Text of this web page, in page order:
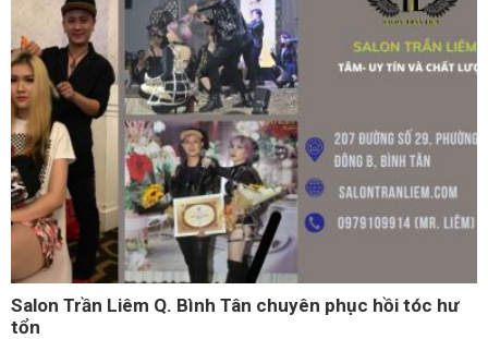
Salon Trần Liêm Q. Bình Tân chuyên phục hồi tóc hư
tổn